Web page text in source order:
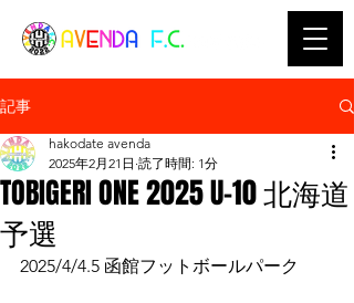
記事
TOBIGERI ONE 2025 U-10 北海道
予選
hakodate avenda
2025年2月21日 読了時間: 1分
2025/4/4.5 函館フットボールパーク